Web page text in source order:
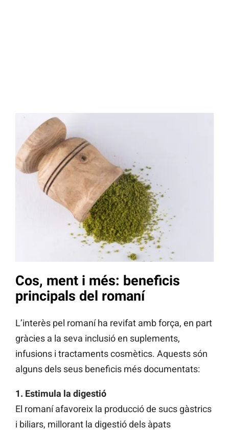
Cos, ment i més: beneficis
principals del romaní
L’interès pel romaní ha revifat amb força, en part
gràcies a la seva inclusió en suplements,
infusions i tractaments cosmètics. Aquests són
alguns dels seus beneficis més documentats:
1. Estimula la digestió
El romaní afavoreix la producció de sucs gàstrics
i biliars, millorant la digestió dels àpats